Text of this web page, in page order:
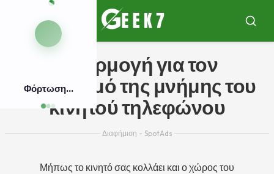
Φόρτωση...
Μενού
Εφαρμογή για τον
καθαρισμό της μνήμης του
κινητού τηλεφώνου
Διαφήμιση - SpotAds
Μήπως το κινητό σας κολλάει και ο χώρος του